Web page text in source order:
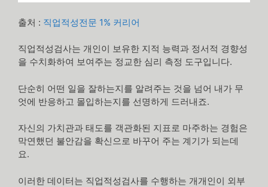
출처 : 직업적성전문 1% 커리어
직업적성검사는 개인이 보유한 지적 능력과 정서적 경향성
을 수치화하여 보여주는 정교한 심리 측정 도구입니다.
단순히 어떤 일을 잘하는지를 알려주는 것을 넘어 내가 무
엇에 반응하고 몰입하는지를 선명하게 드러내죠.
자신의 가치관과 태도를 객관화된 지표로 마주하는 경험은
막연했던 불안감을 확신으로 바꾸어 주는 계기가 되는데
요.
이러한 데이터는 직업적성검사를 수행하는 개개인이 외부